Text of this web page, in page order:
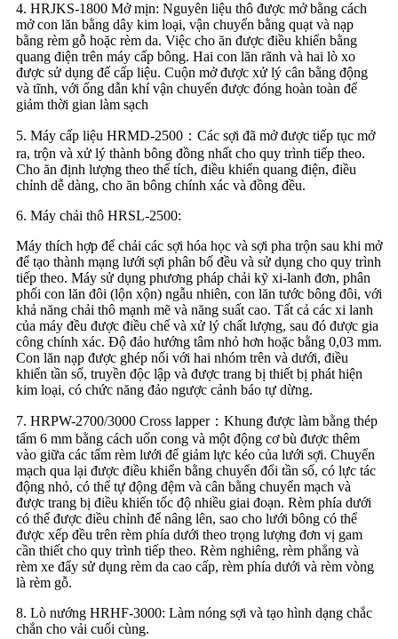
4. HRJKS-1800 Mở mịn: Nguyên liệu thô được mở bằng cách
mở con lăn bằng dây kim loại, vận chuyển bằng quạt và nạp
bằng rèm gỗ hoặc rèm da. Việc cho ăn được điều khiển bằng
quang điện trên máy cấp bông. Hai con lăn rãnh và hai lò xo
được sử dụng để cấp liệu. Cuộn mở được xử lý cân bằng động
và tĩnh, với ống dẫn khí vận chuyển được đóng hoàn toàn để
giảm thời gian làm sạch
5. Máy cấp liệu HRMD-2500：Các sợi đã mở được tiếp tục mở
ra, trộn và xử lý thành bông đồng nhất cho quy trình tiếp theo.
Cho ăn định lượng theo thể tích, điều khiển quang điện, điều
chỉnh dễ dàng, cho ăn bông chính xác và đồng đều.
6. Máy chải thô HRSL-2500:
Máy thích hợp để chải các sợi hóa học và sợi pha trộn sau khi mở
để tạo thành mạng lưới sợi phân bố đều và sử dụng cho quy trình
tiếp theo. Máy sử dụng phương pháp chải kỹ xi-lanh đơn, phân
phối con lăn đôi (lộn xộn) ngẫu nhiên, con lăn tước bông đôi, với
khả năng chải thô mạnh mẽ và năng suất cao. Tất cả các xi lanh
của máy đều được điều chế và xử lý chất lượng, sau đó được gia
công chính xác. Độ đảo hướng tâm nhỏ hơn hoặc bằng 0,03 mm.
Con lăn nạp được ghép nối với hai nhóm trên và dưới, điều
khiển tần số, truyền độc lập và được trang bị thiết bị phát hiện
kim loại, có chức năng đảo ngược cảnh báo tự dừng.
7. HRPW-2700/3000 Cross lapper：Khung được làm bằng thép
tấm 6 mm bằng cách uốn cong và một động cơ bù được thêm
vào giữa các tấm rèm lưới để giảm lực kéo của lưới sợi. Chuyển
mạch qua lại được điều khiển bằng chuyển đổi tần số, có lực tác
động nhỏ, có thể tự động đệm và cân bằng chuyển mạch và
được trang bị điều khiển tốc độ nhiều giai đoạn. Rèm phía dưới
có thể được điều chỉnh để nâng lên, sao cho lưới bông có thể
được xếp đều trên rèm phía dưới theo trọng lượng đơn vị gam
cần thiết cho quy trình tiếp theo. Rèm nghiêng, rèm phẳng và
rèm xe đẩy sử dụng rèm da cao cấp, rèm phía dưới và rèm vòng
là rèm gỗ.
8. Lò nướng HRHF-3000: Làm nóng sợi và tạo hình dạng chắc
chắn cho vải cuối cùng.